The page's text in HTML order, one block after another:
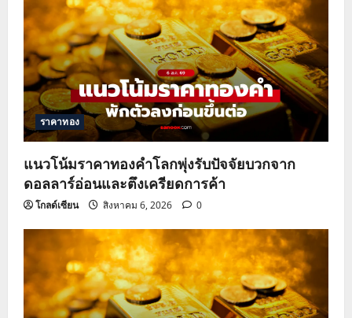
ราคาทอง
แนวโน้มราคาทองคำโลกพุ่งรับปัจจัยบวกจาก
ดอลลาร์อ่อนและตึงเครียดการค้า
โกลด์เซียน สิงหาคม 6, 2026 0